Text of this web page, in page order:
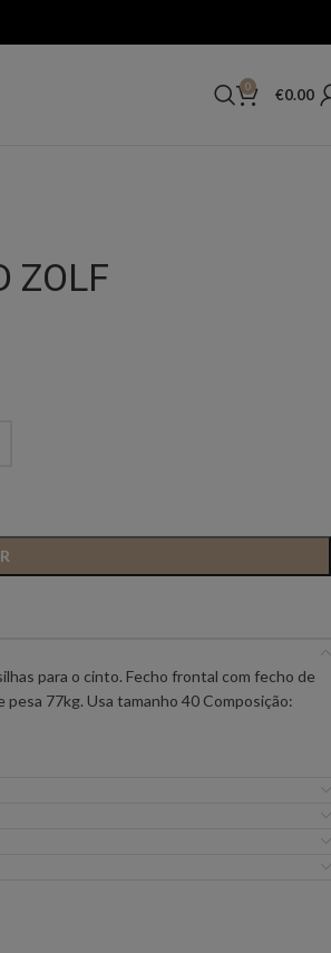
BY BSB
WOMAN
SIMONA
0 €0.00
ZOLF
para o cinto. Fecho frontal com fecho de
77kg. Usa tamanho 40 Composição: